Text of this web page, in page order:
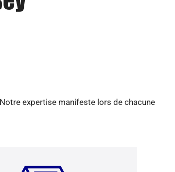
expertise manifeste lors de chacune